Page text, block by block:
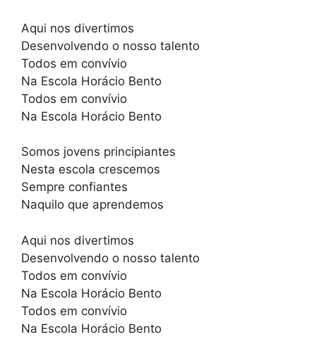
Aqui nos divertimos
Desenvolvendo o nosso talento
Todos em convívio
Na Escola Horácio Bento
Todos em convívio
Na Escola Horácio Bento
Somos jovens principiantes
Nesta escola crescemos
Sempre confiantes
Naquilo que aprendemos
Aqui nos divertimos
Desenvolvendo o nosso talento
Todos em convívio
Na Escola Horácio Bento
Todos em convívio
Na Escola Horácio Bento